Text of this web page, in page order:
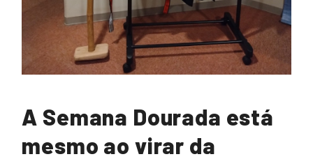
A Semana Dourada está
mesmo ao virar da